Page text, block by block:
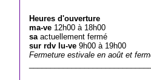
Heures d'ouverture
ma-ve 12h00 à 18h00
saactuellement fermé
sur rdv lu-ve 9h00 à 19h00
Fermeture estivale en août et